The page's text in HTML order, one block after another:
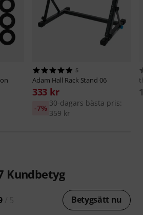
5
Adam Hall Rack Stand 06
333 kr
30-dagars bästa pris:
359 kr
-7%
Kundbetyg
Betygsätt nu